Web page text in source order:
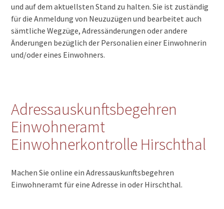
und auf dem aktuellsten Stand zu halten. Sie ist zuständig
für die Anmeldung von Neuzuzügen und bearbeitet auch
sämtliche Wegzüge, Adressänderungen oder andere
Änderungen bezüglich der Personalien einer Einwohnerin
und/oder eines Einwohners.
Adressauskunftsbegehren
Einwohneramt
Einwohnerkontrolle Hirschthal
Machen Sie online ein Adressauskunftsbegehren
Einwohneramt für eine Adresse in oder Hirschthal.